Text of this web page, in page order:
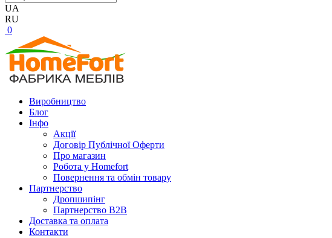
UA
RU
0
Виробництво
Блог
Інфо
Акції
Договір Публічної Оферти
Про магазин
Робота у Homefort
Повернення та обмін товару
Партнерство
Дропшипінг
Партнерство B2B
Доставка та оплата
Контакти